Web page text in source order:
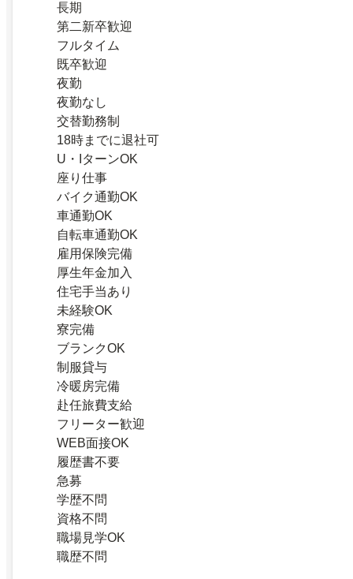
長期
第二新卒歓迎
フルタイム
既卒歓迎
夜勤
夜勤なし
交替勤務制
18時までに退社可
U・IターンOK
座り仕事
バイク通勤OK
車通勤OK
自転車通勤OK
雇用保険完備
厚生年金加入
住宅手当あり
未経験OK
寮完備
ブランクOK
制服貸与
冷暖房完備
赴任旅費支給
フリーター歓迎
WEB面接OK
履歴書不要
急募
学歴不問
資格不問
職場見学OK
職歴不問